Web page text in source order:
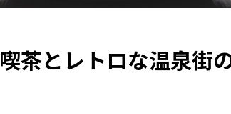
茶とレトロな温泉街